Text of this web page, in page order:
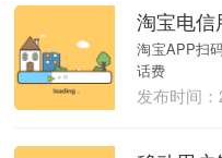
淘宝电信
淘宝APP扫
话费
发布时间